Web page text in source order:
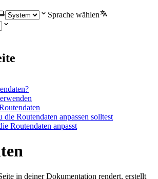
Sprache wählen
die Routendaten anpassen solltest
Routendaten anpasst
in deiner Dokumentation rendert, erstellt